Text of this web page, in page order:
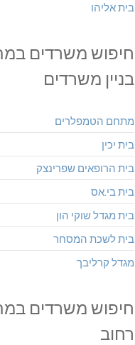
בית אליהו
חיפוש משרדים
בניין משרדים
מתחם הטמפלרים
בית יכין
בית הרופאים שפרינצק
בית בי.אס
בית מגדל שוקי הון
בית לשכת המסחר
מגדל קרליבך
חיפוש משרדים
רחוב